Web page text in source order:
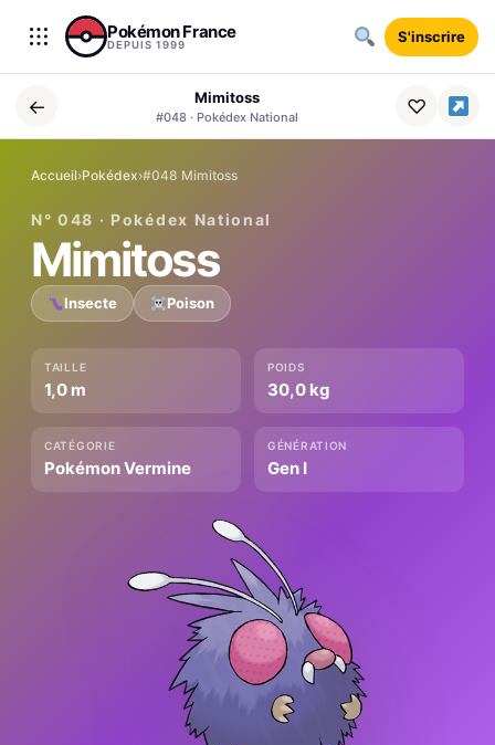
Aller au contenu
Pokémon France
DEPUIS 1999 S'inscrire
← Mimitoss
#048 · Pokédex National ♡
Accueil›Pokédex›#048 Mimitoss
N° 048 · Pokédex National
Mimitoss
Insecte Poison
TAILLE
1,0 m
POIDS
30,0 kg
CATÉGORIE
Pokémon Vermine
GÉNÉRATION
Gen I